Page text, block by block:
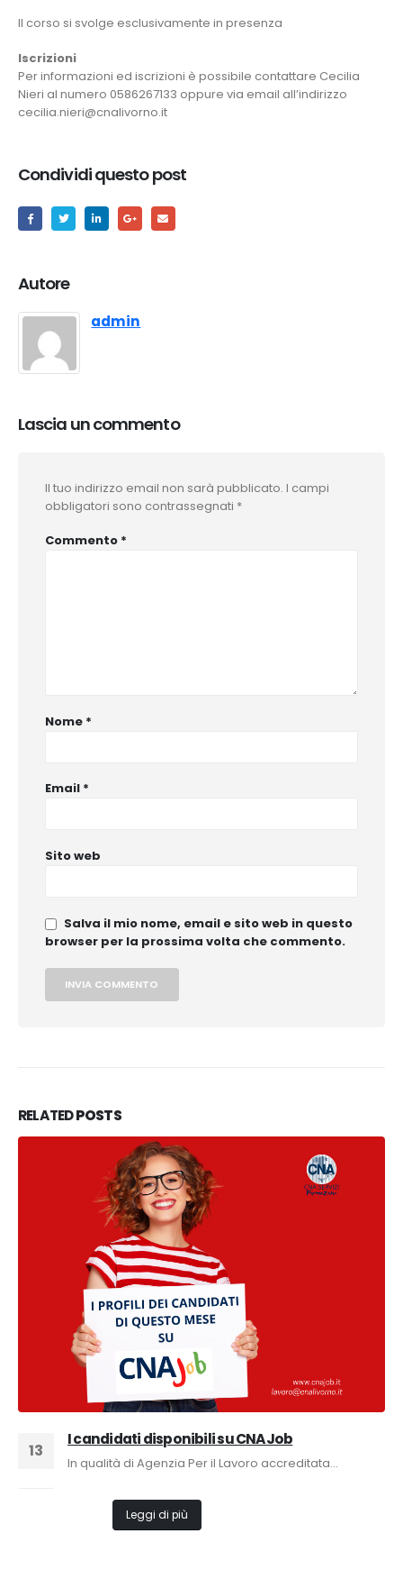
Il corso si svolge esclusivamente in presenza
Iscrizioni
Per informazioni ed iscrizioni è possibile contattare Cecilia
Nieri al numero 0586267133 oppure via email all’indirizzo
cecilia.nieri@cnalivorno.it
Condividi questo post
Autore
admin
Lascia un commento
Il tuo indirizzo email non sarà pubblicato. I campi
obbligatori sono contrassegnati *
Commento *
Nome *
Email *
Sito web
Salva il mio nome, email e sito web in questo
browser per la prossima volta che commento.
RELATEDPOSTS
13
I candidati disponibili su CNAJob
In qualità di Agenzia Per il Lavoro accreditata...
Leggi di più